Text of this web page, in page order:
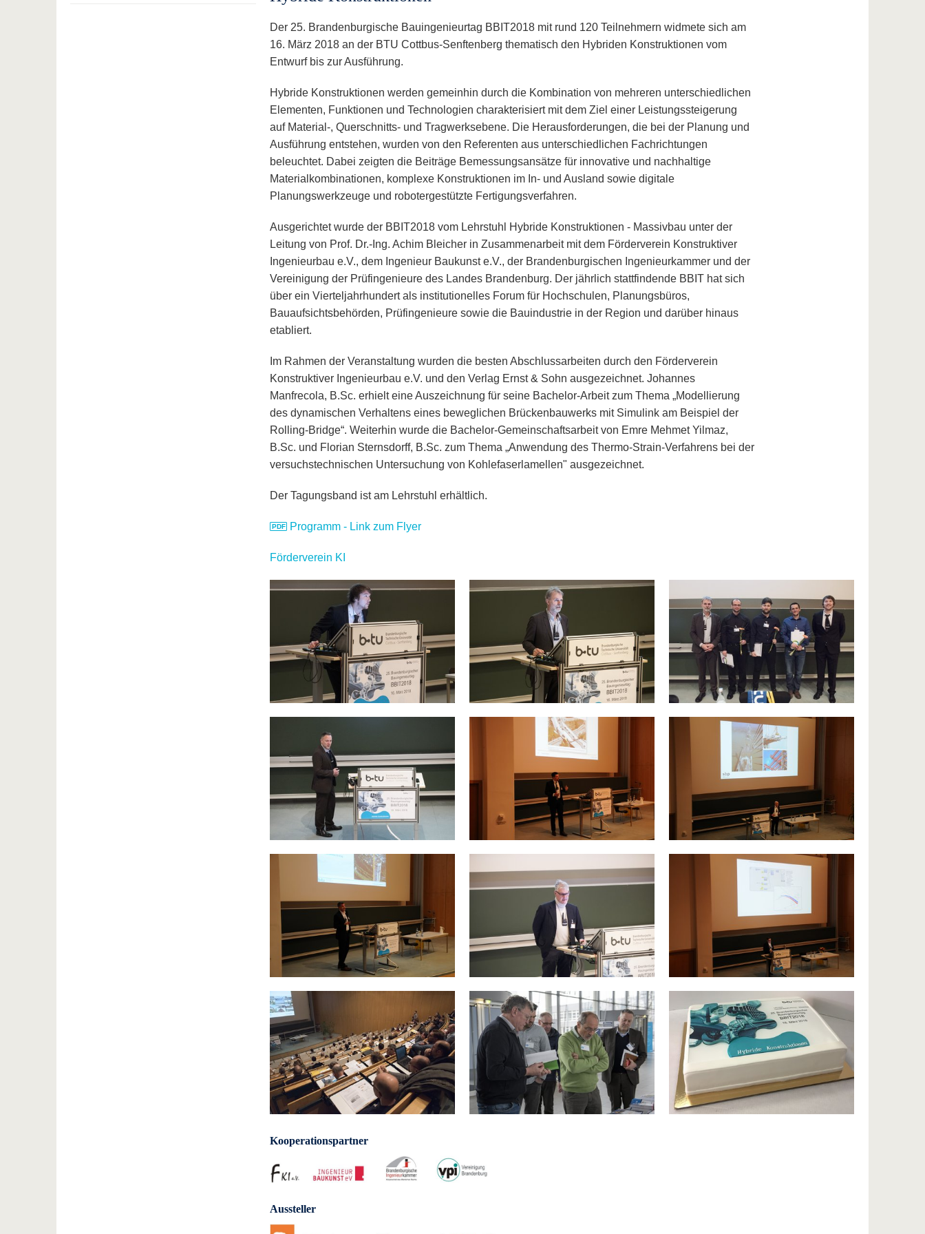
Der 25. Brandenburgische Bauingenieurtag BBIT2018 mit rund 120 Teilnehmern widmete sich am
16. März 2018 an der BTU Cottbus-Senftenberg thematisch den Hybriden Konstruktionen vom
Entwurf bis zur Ausführung.
Hybride Konstruktionen werden gemeinhin durch die Kombination von mehreren unterschiedlichen
Elementen, Funktionen und Technologien charakterisiert mit dem Ziel einer Leistungssteigerung
auf Material-, Querschnitts- und Tragwerksebene. Die Herausforderungen, die bei der Planung und
Ausführung entstehen, wurden von den Referenten aus unterschiedlichen Fachrichtungen
beleuchtet. Dabei zeigten die Beiträge Bemessungsansätze für innovative und nachhaltige
Materialkombinationen, komplexe Konstruktionen im In- und Ausland sowie digitale
Planungswerkzeuge und robotergestützte Fertigungsverfahren.
Ausgerichtet wurde der BBIT2018 vom Lehrstuhl Hybride Konstruktionen - Massivbau unter der
Leitung von Prof. Dr.-Ing. Achim Bleicher in Zusammenarbeit mit dem Förderverein Konstruktiver
Ingenieurbau e.V., dem Ingenieur Baukunst e.V., der Brandenburgischen Ingenieurkammer und der
Vereinigung der Prüfingenieure des Landes Brandenburg. Der jährlich stattfindende BBIT hat sich
über ein Vierteljahrhundert als institutionelles Forum für Hochschulen, Planungsbüros,
Bauaufsichtsbehörden, Prüfingenieure sowie die Bauindustrie in der Region und darüber hinaus
etabliert.
Im Rahmen der Veranstaltung wurden die besten Abschlussarbeiten durch den Förderverein
Konstruktiver Ingenieurbau e.V. und den Verlag Ernst & Sohn ausgezeichnet. Johannes
Manfrecola, B.Sc. erhielt eine Auszeichnung für seine Bachelor-Arbeit zum Thema „Modellierung
des dynamischen Verhaltens eines beweglichen Brückenbauwerks mit Simulink am Beispiel der
Rolling-Bridge“. Weiterhin wurde die Bachelor-Gemeinschaftsarbeit von Emre Mehmet Yilmaz,
B.Sc. und Florian Sternsdorff, B.Sc. zum Thema „Anwendung des Thermo-Strain-Verfahrens bei der
versuchstechnischen Untersuchung von Kohlefaserlamellen" ausgezeichnet.
Der Tagungsband ist am Lehrstuhl erhältlich.
Programm - Link zum Flyer
Förderverein KI
Kooperationspartner
Aussteller